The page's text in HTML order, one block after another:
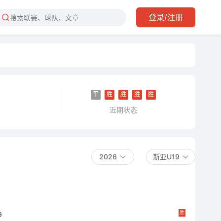
登录/注册
平 胜 胜 胜 胜
近期状态
2026 斯亚U19
胜